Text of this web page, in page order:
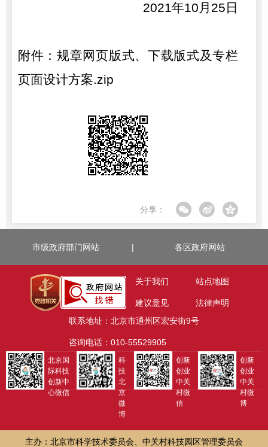
2021年10月25日
附件：规章网页版式、下载版式及专栏
页面设计方案.zip
分享：
市级政府部门网站 | 各区政府网站
关于我们 站点地图
建议意见
法律声明
联系地址：北京市通州区宏安街9号
咨询电话：010-55529905
北京国
际科技
创新中
心微信
科
技
北
京
微
博
创新
创业
中关
村微
信
创新
创业
中关
村微
博
主办：北京市科学技术委员会、中关村科技园区管理委员会